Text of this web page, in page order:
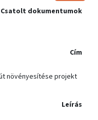
Csatolt dokumentumok
Cím
növényesítése projekt
Leírás